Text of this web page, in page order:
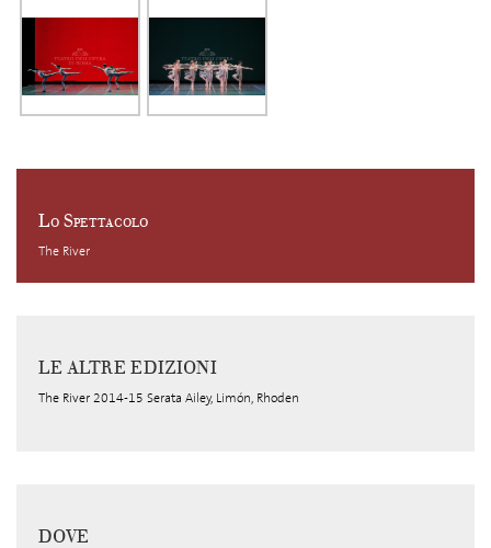
Lo Spettacolo
The River
LE ALTRE EDIZIONI
The River 2014-15 Serata Ailey, Limón, Rhoden
DOVE